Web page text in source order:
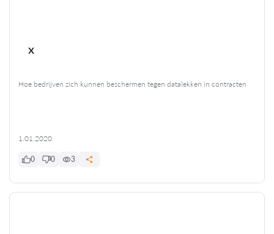
x
Hoe bedrijven zich kunnen beschermen tegen datalekken in contracten
1.01.2020
0 0 3